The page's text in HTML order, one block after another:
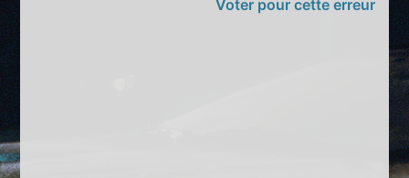
Voter pour cette erreur